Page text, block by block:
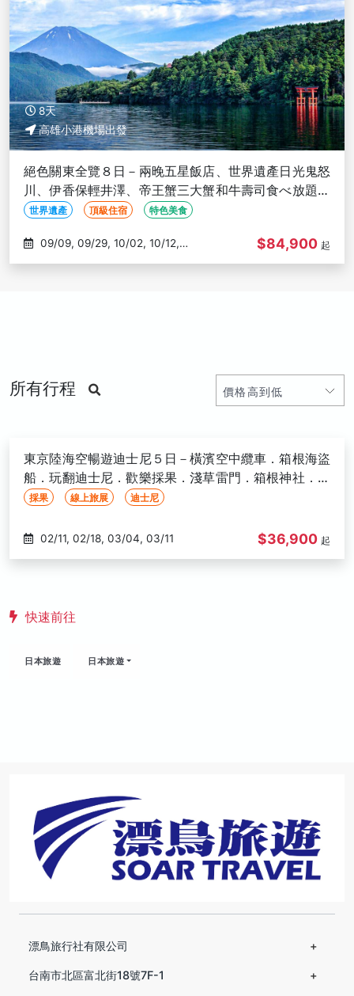
8天
高雄小港機場出發
絕色關東全覽８日－兩晚五星飯店、世界遺產日光鬼怒
川、伊香保輕井澤、帝王蟹三大蟹和牛壽司食べ放題、
溫泉美食-高雄出發
世界遺產 頂級住宿 特色美食
10/28
$84,900 起
所有行程
快速前往
日本旅遊 日本旅遊
東京陸海空暢遊迪士尼５日－橫濱空中纜車．箱根海盜
船．玩翻迪士尼．歡樂採果．淺草雷門．箱根神社．拉
麵博物館-高雄出發
採果 線上旅展 迪士尼
02/11, 02/18, 03/04, 03/11 $36,900 起
漂鳥旅行社有限公司
台南市北區富北街18號7F-1